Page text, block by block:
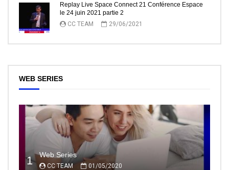
Replay Live Space Connect 21 Conférence Espace
le 24 juin 2021 partie 2
CC TEAM
29/06/2021
WEB SERIES
1 Web Series
CC TEAM 01/05/2020